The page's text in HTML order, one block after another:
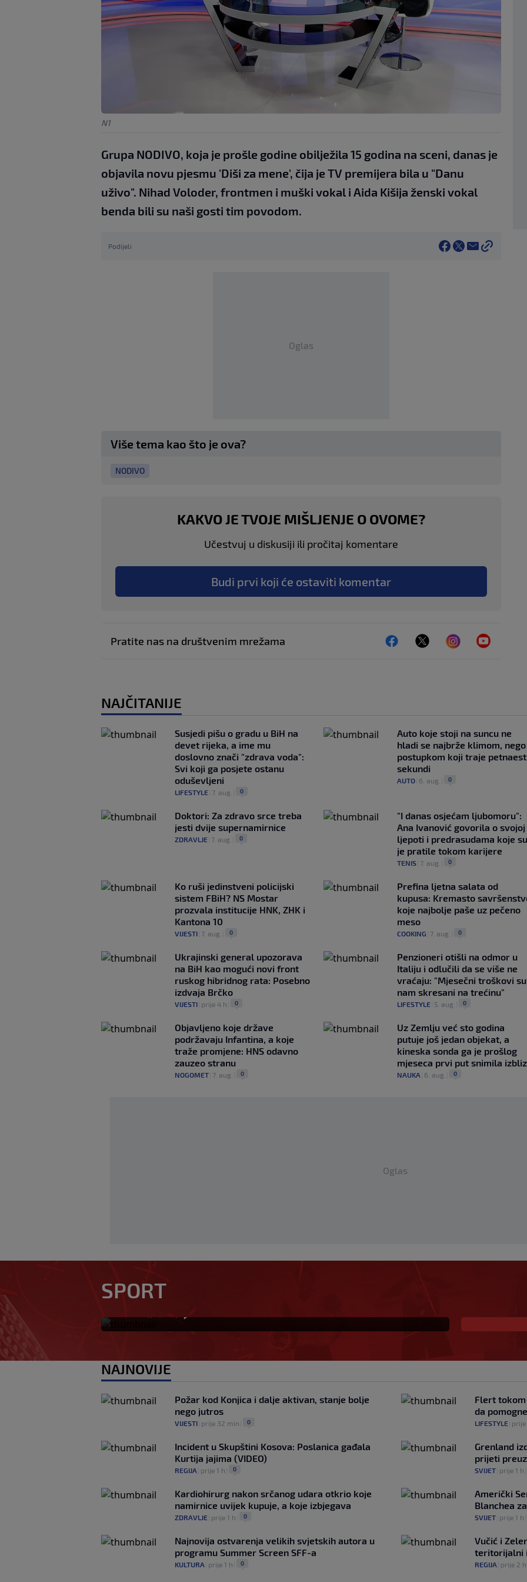
N1
Grupa NODIVO, koja je prošle godine obilježila 15 godina na sceni, danas je
objavila novu pjesmu 'Diši za mene', čija je TV premijera bila u "Danu
uživo". Nihad Voloder, frontmen i muški vokal i Aida Kišija ženski vokal
benda bili su naši gosti tim povodom.
Podijeli
Oglas
Više tema kao što je ova?
NODIVO
KAKVO JE TVOJE MIŠLJENJE O OVOME?
Učestvuj u diskusiji ili pročitaj komentare
Budi prvi koji će ostaviti komentar
Pratite nas na društvenim mrežama
NAJČITANIJE
Susjedi pišu o gradu u BiH na
devet rijeka, a ime mu
doslovno znači "zdrava voda":
Svi koji ga posjete ostanu
oduševljeni
LIFESTYLE 7. aug. 0
Auto koje stoji na suncu ne
hladi se najbrže klimom, nego
postupkom koji traje petnaest
sekundi
AUTO| 6. aug. 0
Doktori: Za zdravo srce treba
jesti dvije supernamirnice
ZDRAVLJE 7. aug. 0
"I danas osjećam ljubomoru":
Ana Ivanović govorila o svojoj
ljepoti i predrasudama koje su
je pratile tokom karijere
TENIS| 7. aug. 0
Ko ruši jedinstveni policijski
sistem FBiH? NS Mostar
prozvala institucije HNK, ZHK i
Kantona 10
VIJESTI 7. aug. 0
Prefina ljetna salata od
kupusa: Kremasto
koje najbolje paše uz pečeno
meso
COOKING 7. aug. 0
Ukrajinski general upozorava
na BiH kao mogući novi front
ruskog hibridnog rata: Posebno
izdvaja Brčko
VIJESTI prije 4 h 0
Penzioneri otišli na odmor u
Italiju i odlučili da se više ne
vraćaju: "Mjesečni troškovi su
nam skresani na trećinu"
LIFESTYLE| 5. aug. 0
Objavljeno koje države
podržavaju Infantina, a koje
traže promjene: HNS odavno
zauzeo stranu
NOGOMET 7. aug. 0
Uz Zemlju već sto godina
putuje još jedan objekat, a
kineska sonda ga je prošlog
mjeseca prvi put snimila
NAUKA 6. aug. 0
Oglas
SPORT
eura
NAJNOVIJE
Požar kod Konjica i dalje aktivan, stanje bolje
nego jutros
VIJESTI prije 32 min 0
Flert
da
LIFESTYLE
Incident u Skupštini Kosova: Poslanica gađala
Kurtija jajima (VIDEO)
REGIJA prije 1 h 0
Grenland
prijeti
SVIJET prije 1 h
Kardiohirurg nakon srčanog udara otkrio koje
namirnice uvijek kupuje, a koje izbjegava
ZDRAVLJE prije 1 h 0
Američki
Blanchea
SVIJET prije 1 h
Najnovija ostvarenja velikih svjetskih autora u
programu Summer Screen SFF-a
KULTURA prije 1 h 0
Vučić i
teritorijalni
REGIJA prije 2 h